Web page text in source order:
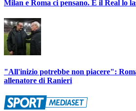
Milan e Roma ci pensano. E il Real lo
"All'inizio potrebbe non piacere":
allenatore di Ranieri